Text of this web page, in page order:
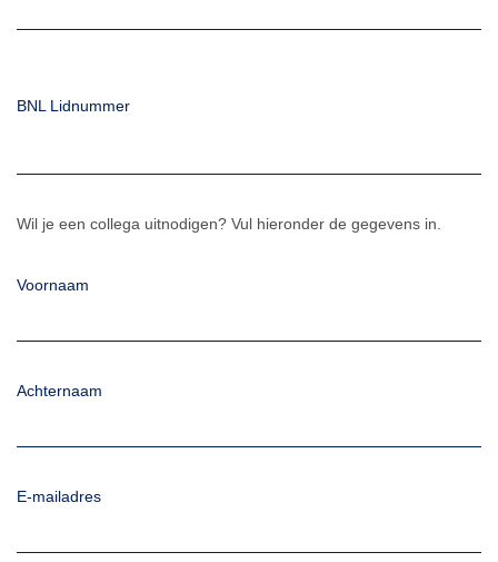
BNL Lidnummer
Wil je een collega uitnodigen? Vul hieronder de gegevens in.
Voornaam
Achternaam
E-mailadres